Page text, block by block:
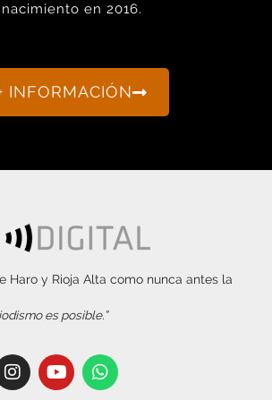
nacimiento en 2016.
INFORMACIÓN
Haro y Rioja Alta como nunca antes la
es posible.”